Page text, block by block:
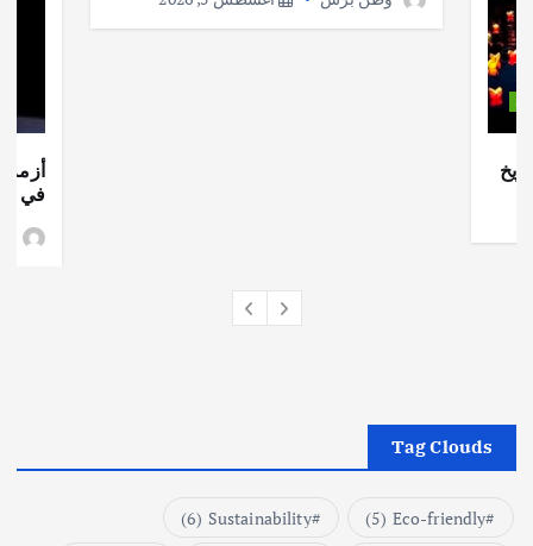
أزمة
في
Tag Clouds
Eco-friendly
(5)
Sustainability
(6)